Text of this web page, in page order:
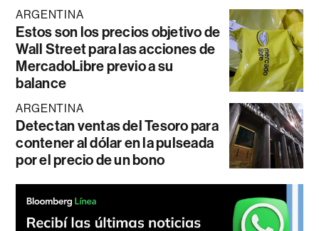
ARGENTINA
Estos son los precios objetivo de
Wall Street para las acciones de
MercadoLibre previo a su
balance
ARGENTINA
Detectan ventas del Tesoro para
contener al dólar en la pulseada
por el precio de un bono